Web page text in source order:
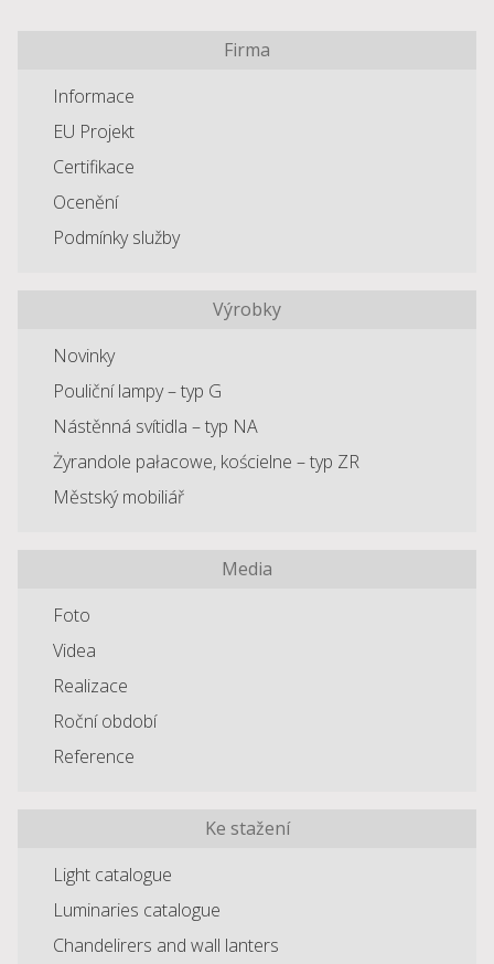
Firma
Informace
EU Projekt
Certifikace
Ocenění
Podmínky služby
Výrobky
Novinky
Pouliční lampy – typ G
Nástěnná svítidla – typ NA
Żyrandole pałacowe, kościelne – typ ZR
Městský mobiliář
Media
Foto
Videa
Realizace
Roční období
Reference
Ke stažení
Light catalogue
Luminaries catalogue
Chandelirers and wall lanters